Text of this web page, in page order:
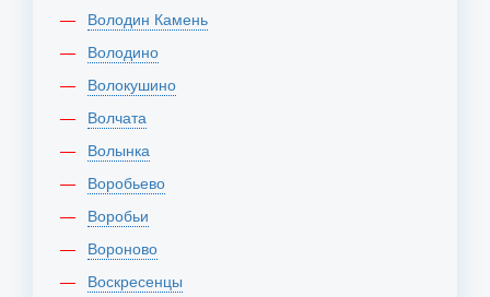
Володин Камень
Володино
Волокушино
Волчата
Волынка
Воробьево
Воробьи
Вороново
Воскресенцы